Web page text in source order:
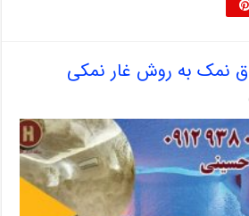
نمک به روش غار نمکی